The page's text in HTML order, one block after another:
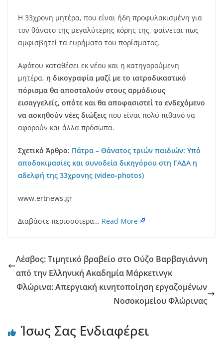
Η 33χρονη μητέρα, που είναι ήδη προφυλακισμένη για
τον θάνατο της μεγαλύτερης κόρης της, φαίνεται πως
αμφισβητεί τα ευρήματα του πορίσματος.
Αφότου καταθέσει εκ νέου και η κατηγορούμενη
μητέρα, η δικογραφία μαζί με το ιατροδικαστικό
πόρισμα θα αποσταλούν στους αρμόδιους
εισαγγελείς, οπότε και θα αποφασιστεί το ενδεχόμενο
να ασκηθούν νέες διώξεις που είναι πολύ πιθανό να
αφορούν και άλλα πρόσωπα.
Σχετικό Άρθρο: Πάτρα – Θάνατος τριών παιδιών: Υπό
αποδοκιμασίες και συνοδεία δικηγόρου στη ΓΑΔΑ η
αδελφή της 33χρονης (video-photos)
www.ertnews.gr
Διαβάστε περισσότερα… Read More
Λέσβος: Τιμητικό βραβείο στο Ούζο Βαρβαγιάννη
από την Ελληνική Ακαδημία Μάρκετινγκ
Φλώρινα: Απεργιακή κινητοποίηση εργαζομένων
Νοσοκομείου Φλώρινας
Ίσως Σας Ενδιαφέρει